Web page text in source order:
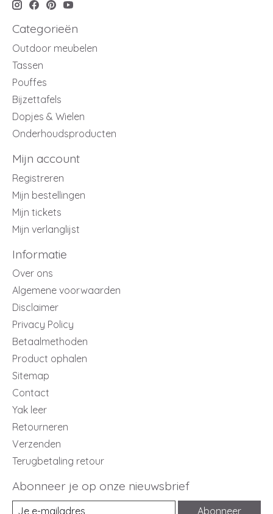
Categorieën
Outdoor meubelen
Tassen
Pouffes
Bijzettafels
Dopjes & Wielen
Onderhoudsproducten
Mijn account
Registreren
Mijn bestellingen
Mijn tickets
Mijn verlanglijst
Informatie
Over ons
Algemene voorwaarden
Disclaimer
Privacy Policy
Betaalmethoden
Product ophalen
Sitemap
Contact
Yak leer
Retourneren
Verzenden
Terugbetaling retour
Abonneer je op onze nieuwsbrief
Abonneer